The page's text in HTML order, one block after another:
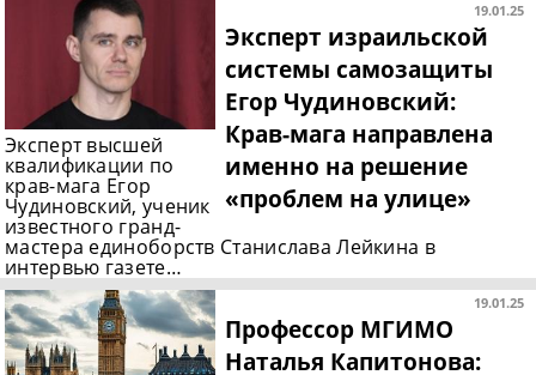
19.01.25
Эксперт израильской
системы самозащиты
Егор Чудиновский:
Крав-мага направлена
именно на решение
«проблем на улице»
Эксперт высшей
квалификации по
крав-мага Егор
Чудиновский, ученик
известного гранд-
мастера единоборств Станислава Лейкина в
интервью газете…
19.01.25
Профессор МГИМО
Наталья Капитонова: